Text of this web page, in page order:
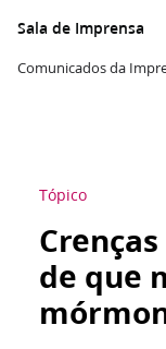
Sala de Imprensa
Comunicados da
Tópico
de que